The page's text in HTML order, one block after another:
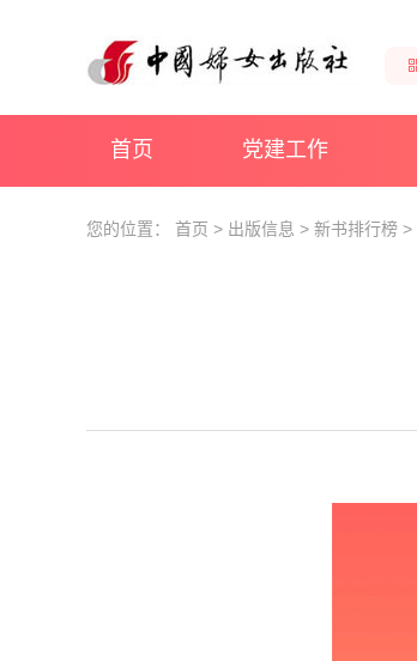
首页 党建工作
您的位置： 首页 > 出版信息 > 新书排行榜 >